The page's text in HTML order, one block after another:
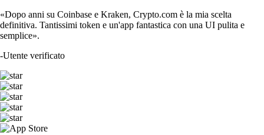
«Dopo anni su Coinbase e Kraken, Crypto.com è la mia scelta
definitiva. Tantissimi token e un'app fantastica con una UI pulita e
semplice».
-Utente verificato